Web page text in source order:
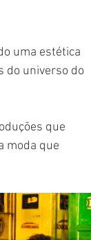
uma estética
do universo do
que
moda que